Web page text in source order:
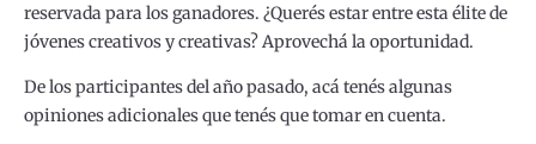
reservada para los ganadores. ¿Querés estar entre esta élite de
jóvenes creativos y creativas? Aprovechá la oportunidad.
De los participantes del año pasado, acá tenés algunas
opiniones adicionales que tenés que tomar en cuenta.